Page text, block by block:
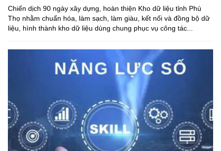
Chiến dịch 90 ngày xây dựng, hoàn thiện Kho dữ liệu tỉnh Phú
Thọ nhằm chuẩn hóa, làm sạch, làm giàu, kết nối và đồng bộ dữ
liệu, hình thành kho dữ liệu dùng chung phục vụ công tác...